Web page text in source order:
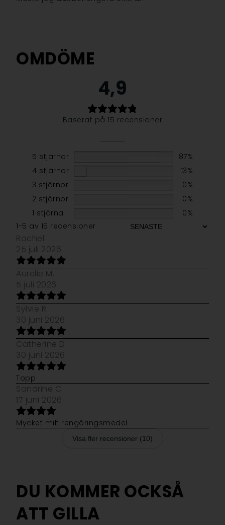
OMDÖME
4,9
Baserat på 15 recensioner
5 stjärnor
87%
4 stjärnor
13%
3 stjärnor
0%
2 stjärnor
0%
1 stjärna
0%
1-5 av 15 recensioner
Rachel
25 juli 2026
Aurelie M.
5 juli 2026
Sylvie R.
30 juni 2026
Catherine D.
30 juni 2026
Topp
Sandrine C.
17 juni 2026
Mycket milt rengöringsmedel
Visa fler recensioner (10)
DU KOMMER OCKSÅ
ATT GILLA